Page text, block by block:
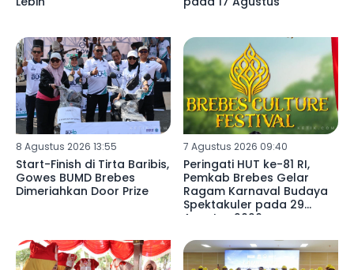
8 Agustus 2026 13:55
Start-Finish di Tirta Baribis,
Gowes BUMD Brebes
Dimeriahkan Door Prize
7 Agustus 2026 09:40
Peringati HUT ke-81 RI,
Pemkab Brebes Gelar
Ragam Karnaval Budaya
Spektakuler pada 29
Agustus 2026